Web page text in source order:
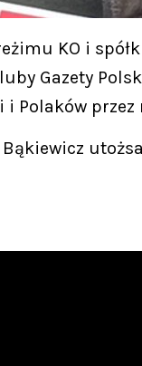
KO i
Gazety
Polaków przez